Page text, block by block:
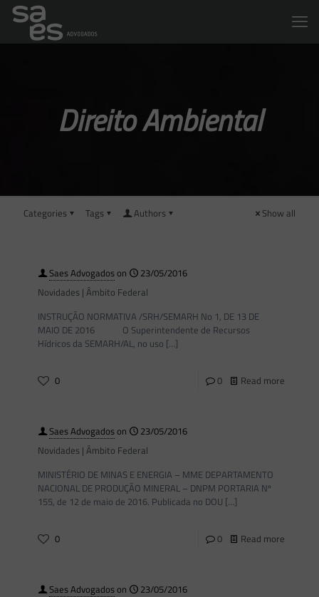
Direito Ambiental
Categories Tags Authors Show all
Saes Advogadoson
23/05/2016
Novidades | Âmbito Federal
INSTRUÇÃO NORMATIVA /SRH/SEMARH No 1, DE 13 DE
MAIO DE 2016 O Superintendente de Recursos
Hídricos da SEMARH/AL, no uso […]
0 0 Read more
Saes Advogadoson
23/05/2016
Novidades | Âmbito Federal
MINISTÉRIO DE MINAS E ENERGIA – MME DEPARTAMENTO
NACIONAL DE PRODUÇÃO MINERAL – DNPM PORTARIA Nº
155, de 12 de maio de 2016. Publicada no DOU […]
0 0 Read more
Saes Advogadoson
23/05/2016